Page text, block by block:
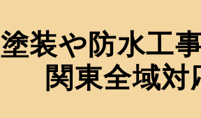
塗装や防水工
関東全域